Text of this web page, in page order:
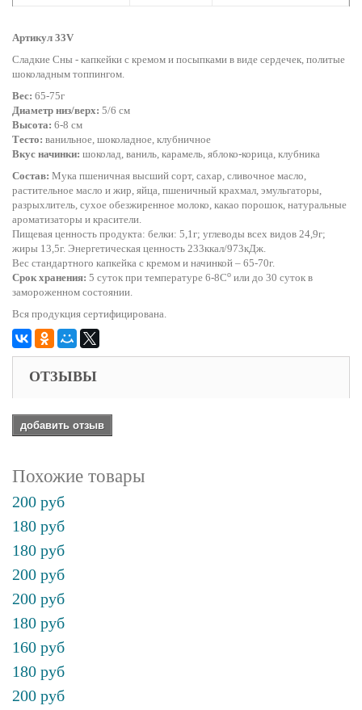
Артикул 33V
Сладкие Сны - капкейки с кремом и посыпками в виде сердечек, политые
шоколадным топпингом.
Вес: 65-75г
Диаметр низ/верх: 5/6 см
Высота: 6-8 см
Тесто: ванильное, шоколадное, клубничное
Вкус начинки: шоколад, ваниль, карамель, яблоко-корица, клубника
Состав: Мука пшеничная высший сорт, сахар, сливочное масло,
растительное масло и жир, яйца, пшеничный крахмал, эмульгаторы,
разрыхлитель, сухое обезжиренное молоко, какао порошок, натуральные
ароматизаторы и красители.
Пищевая ценность продукта: белки: 5,1г; углеводы всех видов 24,9г;
жиры 13,5г. Энергетическая ценность 233ккал/973кДж.
Вес стандартного капкейка с кремом и начинкой – 65-70г.
Срок хранения: 5 суток при температуре 6-8Сo или до 30 суток в
замороженном состоянии.
Вся продукция сертифицирована.
ОТЗЫВЫ
добавить отзыв
Похожие товары
200 руб
180 руб
180 руб
200 руб
200 руб
180 руб
160 руб
180 руб
200 руб